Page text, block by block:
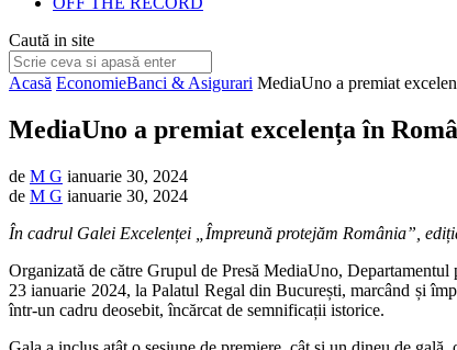
Caută in site
Acasă EconomieBanci & Asigurari MediaUno a premiat
MediaUno a premiat excelența în
de M G ianuarie 30, 2024
de M G ianuarie 30, 2024
În cadrul Galei Excelenței „Împreună protejăm România”,
Organizată de către Grupul de Presă MediaUno,
23 ianuarie 2024, la Palatul Regal din București, marcând și
într-un cadru deosebit, încărcat de semnificații istorice.